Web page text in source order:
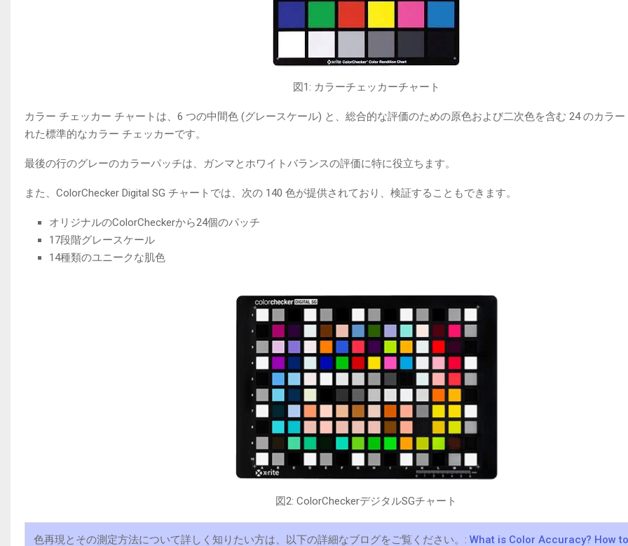
図1: カラーチェッカーチャート
カラー チェッカー チャートは、6 つの中間色 (グレースケール) と、総合的な評価のための原色および二次色を含む 24 のカラー
れた標準的なカラー チェッカーです。
最後の行のグレーのカラーパッチは、ガンマとホワイトバランスの評価に特に役立ちます。
また、ColorChecker Digital SG チャートでは、次の 140 色が提供されており、検証することもできます。
オリジナルのColorCheckerから24個のパッチ
17段階グレースケール
14種類のユニークな肌色
図2: ColorCheckerデジタルSGチャート
色再現とその測定方法について詳しく知りたい方は、以下の詳細なブログをご覧ください。: What is Color Accuracy? How